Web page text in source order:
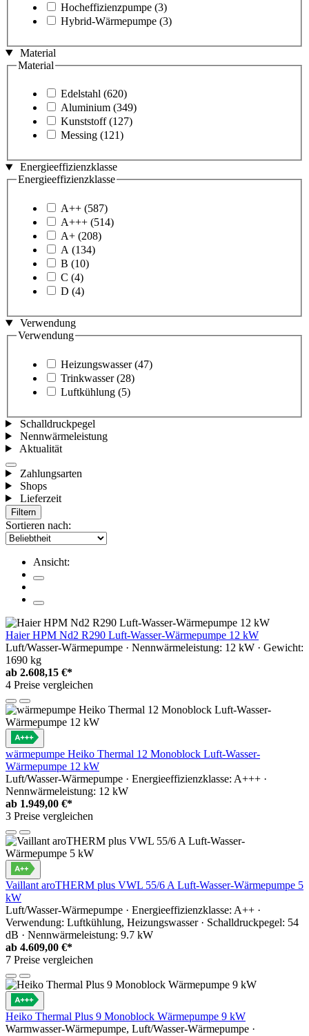
Hocheffizienzpumpe (3)
Hybrid-Wärmepumpe (3)
Material
Material
Edelstahl (620)
Aluminium (349)
Kunststoff (127)
Messing (121)
Energieeffizienzklasse
Energieeffizienzklasse
A++ (587)
A+++ (514)
A+ (208)
A (134)
B (10)
C (4)
D (4)
Verwendung
Verwendung
Heizungswasser (47)
Trinkwasser (28)
Luftkühlung (5)
Schalldruckpegel
Nennwärmeleistung
Aktualität
Zahlungsarten
Shops
Lieferzeit
Filtern
Sortieren nach:
Ansicht:
Haier HPM Nd2 R290 Luft-Wasser-Wärmepumpe 12 kW
Luft/Wasser-Wärmepumpe · Nennwärmeleistung: 12 kW · Gewicht:
1690 kg
ab 2.608,15 €*
4 Preise vergleichen
wärmepumpe Heiko Thermal 12 Monoblock Luft-Wasser-
Wärmepumpe 12 kW
Luft/Wasser-Wärmepumpe · Energieeffizienzklasse: A+++ ·
Nennwärmeleistung: 12 kW
ab 1.949,00 €*
3 Preise vergleichen
Vaillant aroTHERM plus VWL 55/6 A Luft-Wasser-Wärmepumpe 5
kW
Luft/Wasser-Wärmepumpe · Energieeffizienzklasse: A++ ·
Verwendung: Luftkühlung, Heizungswasser · Schalldruckpegel: 54
dB · Nennwärmeleistung: 9.7 kW
ab 4.609,00 €*
7 Preise vergleichen
Heiko Thermal Plus 9 Monoblock Wärmepumpe 9 kW
Warmwasser-Wärmepumpe, Luft/Wasser-Wärmepumpe ·